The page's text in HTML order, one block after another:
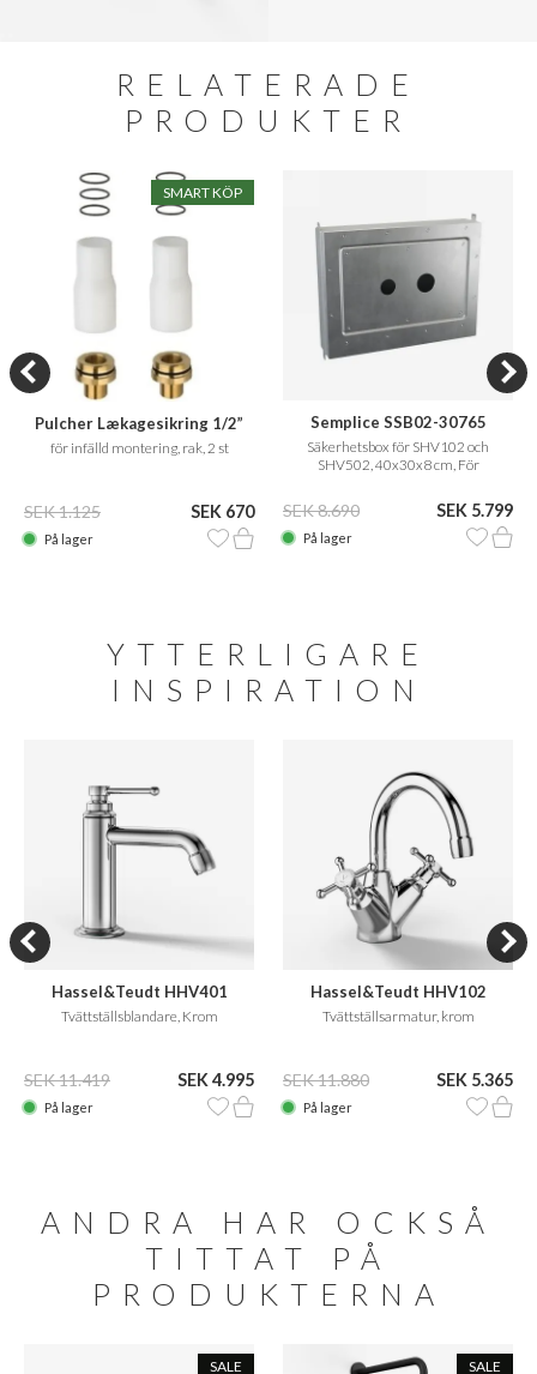
RELATERADE
PRODUKTER
SMART KÖP
Pulcher Lækagesikring 1/2”
för infälld montering, rak, 2 st
SEK 1.125 SEK 670
På lager
Semplice SSB02-30765
Säkerhetsbox för SHV102 och
SHV502, 40x30x8 cm, För
SEK 8.690 SEK 5.799
På lager
YTTERLIGARE
INSPIRATION
Hassel&Teudt HHV401
Tvättställsblandare, Krom
SEK 11.419 SEK 4.995
På lager
Hassel&Teudt HHV102
Tvättställsarmatur, krom
SEK 11.880 SEK 5.365
På lager
ANDRA HAR OCKSÅ
TITTAT PÅ
PRODUKTERNA
SALE SALE